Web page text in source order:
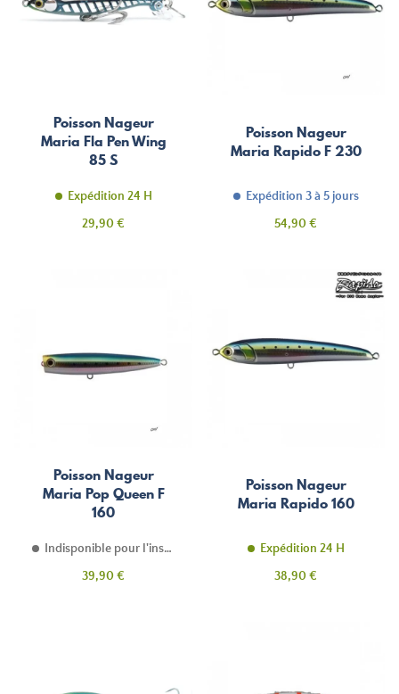
Poisson Nageur
Maria Fla Pen Wing
85 S
Expédition 24 H
Prix
29,90 €
Poisson Nageur
Maria Rapido F 230
Expédition 3 à 5 jours
Prix
54,90 €
Poisson Nageur
Maria Pop Queen F
160
Indisponible pour l'instant
Prix
39,90 €
Poisson Nageur
Maria Rapido 160
Expédition 24 H
Prix
38,90 €